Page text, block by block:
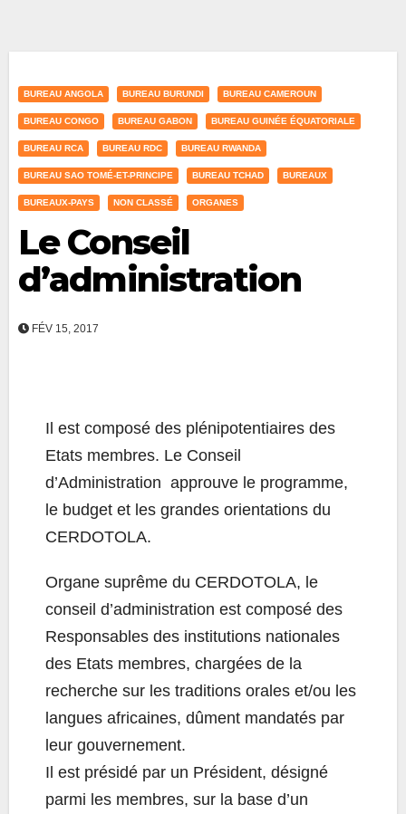
BUREAU ANGOLA BUREAU BURUNDI BUREAU CAMEROUN
BUREAU CONGO BUREAU GABON BUREAU GUINÉE ÉQUATORIALE
BUREAU RCA BUREAU RDC BUREAU RWANDA
BUREAU SAO TOMÉ-ET-PRINCIPE BUREAU TCHAD BUREAUX
BUREAUX-PAYS NON CLASSÉ ORGANES
Le Conseil
d’administration
FÉV 15, 2017
Il est composé des plénipotentiaires des
Etats membres. Le Conseil
d’Administration approuve le programme,
le budget et les grandes orientations du
CERDOTOLA.
Organe suprême du CERDOTOLA, le
conseil d’administration est composé des
Responsables des institutions nationales
des Etats membres, chargées de la
recherche sur les traditions orales et/ou les
langues africaines, dûment mandatés par
leur gouvernement.
Il est présidé par un Président, désigné
parmi les membres, sur la base d’un